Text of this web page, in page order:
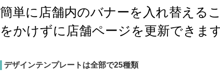
簡単に店舗内のバナーを入れ替える
をかけずに店舗ページを更新できま
デザインテンプレートは全部で25種類